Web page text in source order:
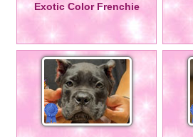
Exotic Color Frenchie